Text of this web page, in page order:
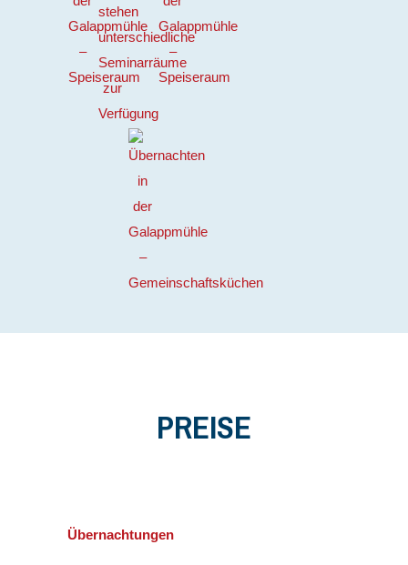
PREISE
Übernachtungen